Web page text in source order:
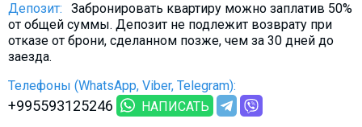
Депозит:
Забронировать квартиру можно заплатив 50%
от общей суммы. Депозит не подлежит возврату при
отказе от брони, сделанном позже, чем за 30 дней до
заезда.
Телефоны (WhatsApp, Viber, Telegram):
+995593125246 НАПИСАТЬ
Безопасность